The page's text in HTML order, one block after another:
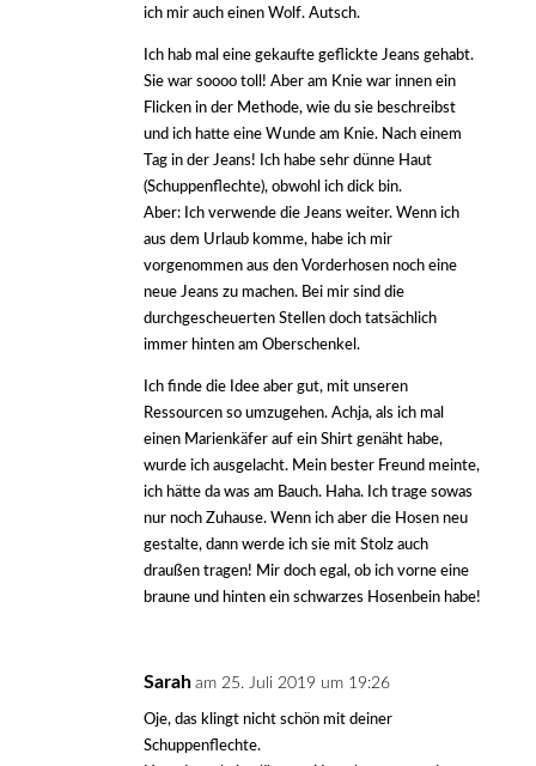
ich mir auch einen Wolf. Autsch.
Ich hab mal eine gekaufte geflickte Jeans gehabt.
Sie war soooo toll! Aber am Knie war innen ein
Flicken in der Methode, wie du sie beschreibst
und ich hatte eine Wunde am Knie. Nach einem
Tag in der Jeans! Ich habe sehr dünne Haut
(Schuppenflechte), obwohl ich dick bin.
Aber: Ich verwende die Jeans weiter. Wenn ich
aus dem Urlaub komme, habe ich mir
vorgenommen aus den Vorderhosen noch eine
neue Jeans zu machen. Bei mir sind die
durchgescheuerten Stellen doch tatsächlich
immer hinten am Oberschenkel.
Ich finde die Idee aber gut, mit unseren
Ressourcen so umzugehen. Achja, als ich mal
einen Marienkäfer auf ein Shirt genäht habe,
wurde ich ausgelacht. Mein bester Freund meinte,
ich hätte da was am Bauch. Haha. Ich trage sowas
nur noch Zuhause. Wenn ich aber die Hosen neu
gestalte, dann werde ich sie mit Stolz auch
draußen tragen! Mir doch egal, ob ich vorne eine
braune und hinten ein schwarzes Hosenbein habe!
Sarah am 25. Juli 2019 um 19:26
Oje, das klingt nicht schön mit deiner
Schuppenflechte.